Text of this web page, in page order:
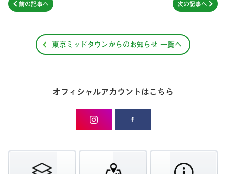
次の記事へ
前の記事へ
東京ミッドタウンからのお知らせ 一覧へ
オフィシャルアカウントはこちら